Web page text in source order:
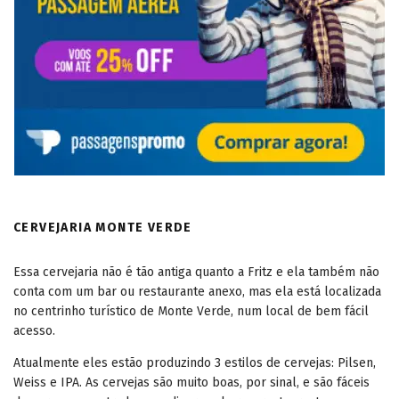
CERVEJARIA MONTE VERDE
Essa cervejaria não é tão antiga quanto a Fritz e ela também não
conta com um bar ou restaurante anexo, mas ela está localizada
no centrinho turístico de Monte Verde, num local de bem fácil
acesso.
Atualmente eles estão produzindo 3 estilos de cervejas: Pilsen,
Weiss e IPA. As cervejas são muito boas, por sinal, e são fáceis